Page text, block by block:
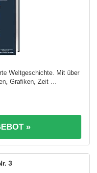
Weltgeschichte. Mit über
Grafiken, Zeit ...
»
3